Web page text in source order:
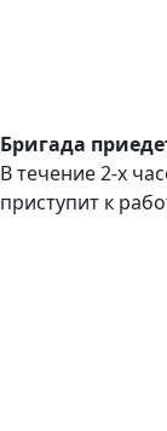
Бригада
В течение 2-х
приступит к